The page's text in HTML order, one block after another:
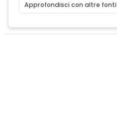
Approfondisci con altre fonti